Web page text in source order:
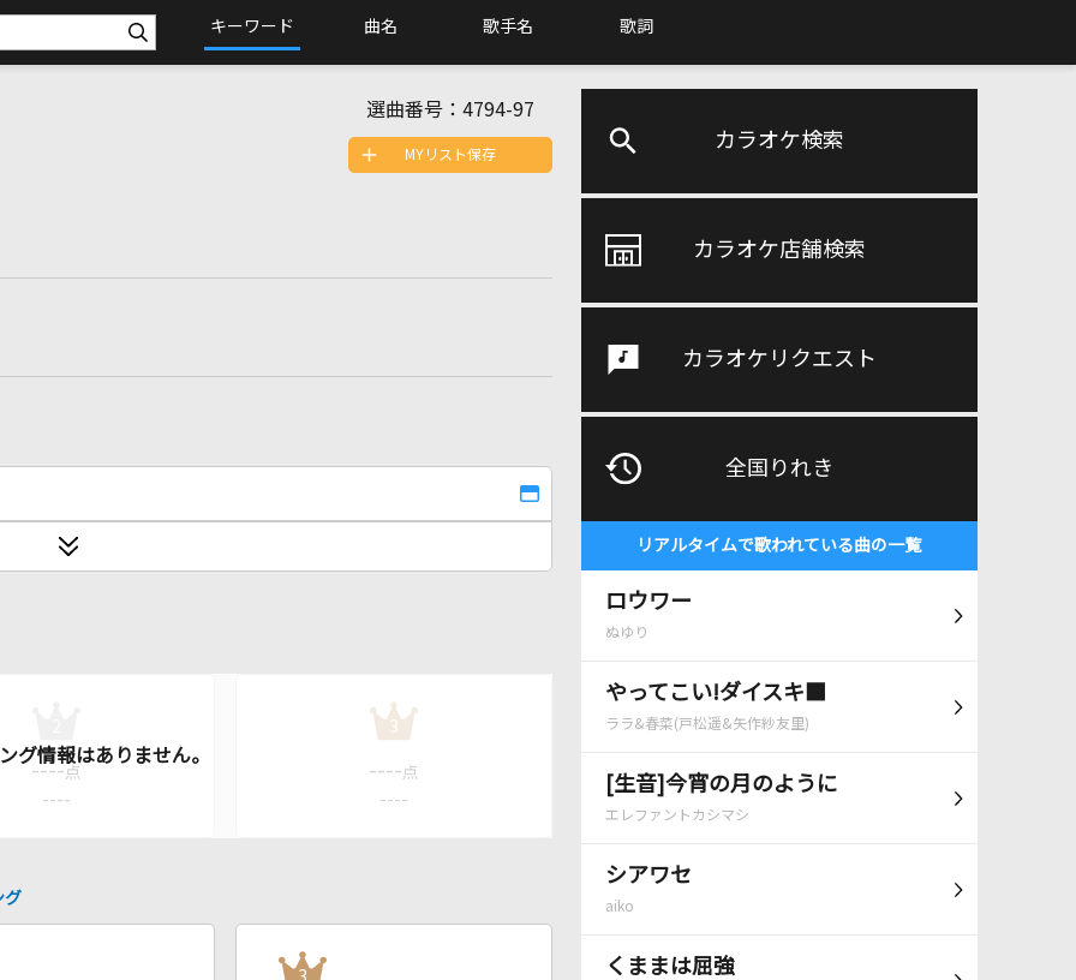
キーワード 曲名 歌手名 歌詞
カラオケ検索
カラオケ店舗検索
カラオケリクエスト
全国りれき
リアルタイムで歌われている曲の一覧
ロウワー
ぬゆり
やってこい!ダイスキ■
ララ&春菜(戸松遥&矢作紗友里)
[生音]今宵の月のように
エレファントカシマシ
シアワセ
aiko
くままは屈強
選曲番号： 4794-97
MYリスト保存
---- 点
----
3
---- 点
----
グ
3